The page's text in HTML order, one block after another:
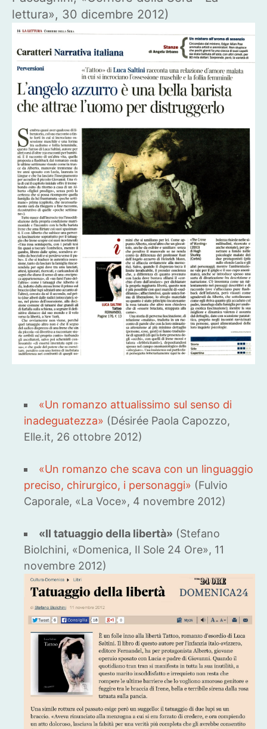
lettura», 30 dicembre 2012)
«Un romanzo attualissimo sul senso di
inadeguatezza» (Désirée Paola Capozzo,
Elle.it, 26 ottobre 2012)
«Un romanzo che scava con un linguaggio
preciso, chirurgico, i personaggi» (Fulvio
Caporale, «La Voce», 4 novembre 2012)
«Il tatuaggio della libertà» (Stefano
Biolchini, «Domenica, Il Sole 24 Ore», 11
novembre 2012)